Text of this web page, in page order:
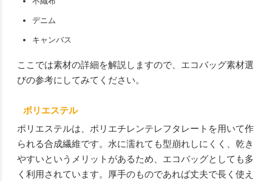
デニム
キャンバス
ここでは素材の詳細を解説しますので、エコバッグ素材選
びの参考にしてみてください。
ポリエステル
ポリエステルは、ポリエチレンテレフタレートを用いて作
られる合成繊維です。水に濡れても型崩れしにくく、乾き
やすいというメリットがあるため、エコバッグとしても多
く利用されています。厚手のものであれば丈夫で長く使え